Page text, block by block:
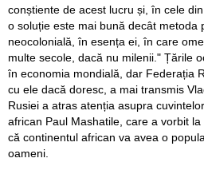
conștiente de acest lucru și, în cele
o soluție este mai bună decât metoda
neocolonială, în esența ei, în care
multe secole, dacă nu milenii." Țările
în economia mondială, dar Federația
cu ele dacă doresc, a mai transmis
Rusiei a atras atenția asupra
african Paul Mashatile, care a vorbit la
că continentul african va avea o
oameni.